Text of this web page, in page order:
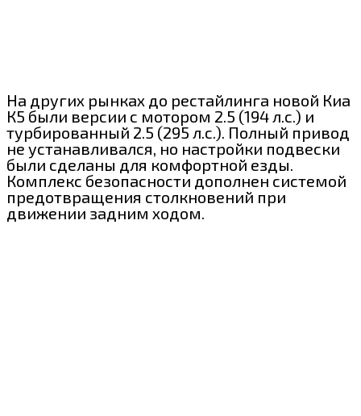
На других рынках до рестайлинга новой Киа
К5 были версии с мотором 2.5 (194 л.с.) и
турбированный 2.5 (295 л.с.). Полный привод
не устанавливался, но настройки подвески
были сделаны для комфортной езды.
Комплекс безопасности дополнен системой
предотвращения столкновений при
движении задним ходом.